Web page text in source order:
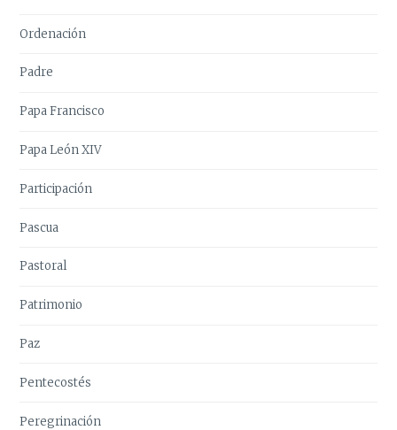
Ordenación
Padre
Papa Francisco
Papa León XIV
Participación
Pascua
Pastoral
Patrimonio
Paz
Pentecostés
Peregrinación